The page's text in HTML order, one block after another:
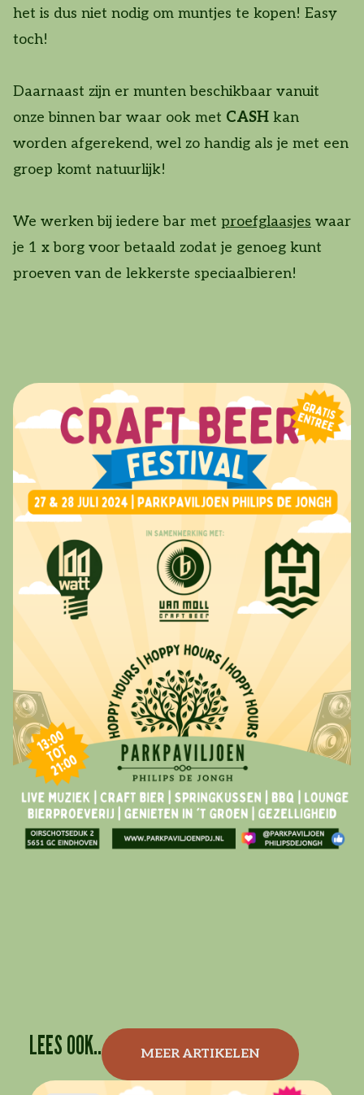
het is dus niet nodig om muntjes te kopen! Easy
toch!
Daarnaast zijn er munten beschikbaar vanuit
onze binnen bar waar ook met CASH kan
worden afgerekend, wel zo handig als je met een
groep komt natuurlijk!
We werken bij iedere bar met proefglaasjes waar
je 1 x borg voor betaald zodat je genoeg kunt
proeven van de lekkerste speciaalbieren!
LEES OOK.. MEER ARTIKELEN